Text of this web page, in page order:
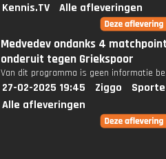
Kennis.TV
Alle afleveringen
Medvedev ondanks 4
onderuit tegen Griekspoor
Van dit programma is geen informatie
27-02-2025 19:45 Ziggo
Alle afleveringen